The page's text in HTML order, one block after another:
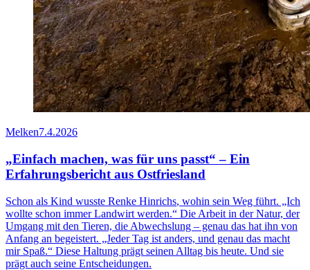
Melken7.4.2026
„Einfach machen, was für uns passt“ – Ein
Erfahrungsbericht aus Ostfriesland
Schon als Kind wusste Renke Hinrichs, wohin sein Weg führt. „Ich
wollte schon immer Landwirt werden.“ Die Arbeit in der Natur, der
Umgang mit den Tieren, die Abwechslung – genau das hat ihn von
Anfang an begeistert. „Jeder Tag ist anders, und genau das macht
mir Spaß.“ Diese Haltung prägt seinen Alltag bis heute. Und sie
prägt auch seine Entscheidungen.